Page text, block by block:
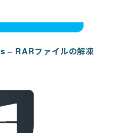
– RARファイルの解凍